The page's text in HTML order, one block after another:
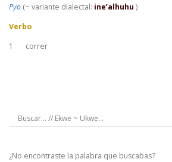
Pyo (~ variante dialectal: ine’alhuhu )
Verbo
1
correr
¿No encontraste la palabra que buscabas?